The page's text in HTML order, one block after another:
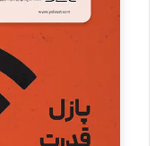
مینا پاکدل
یسنا امان‌پور
تحریریه